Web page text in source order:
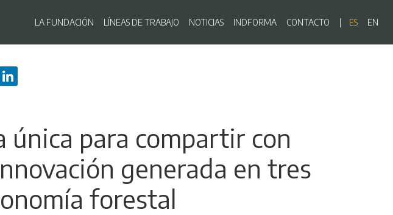
Navegación principal
LA FUNDACIÓN LÍNEAS DE TRABAJO NOTICIAS INDFORMA CONTACTO ES EN
única para compartir con
generada en tres
forestal